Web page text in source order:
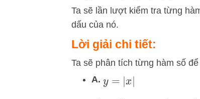
Ta sẽ lần lượt kiểm tra từng
dấu của nó.
Lời giải chi tiết:
Ta sẽ phân tích từng hàm số
A. y =|x |